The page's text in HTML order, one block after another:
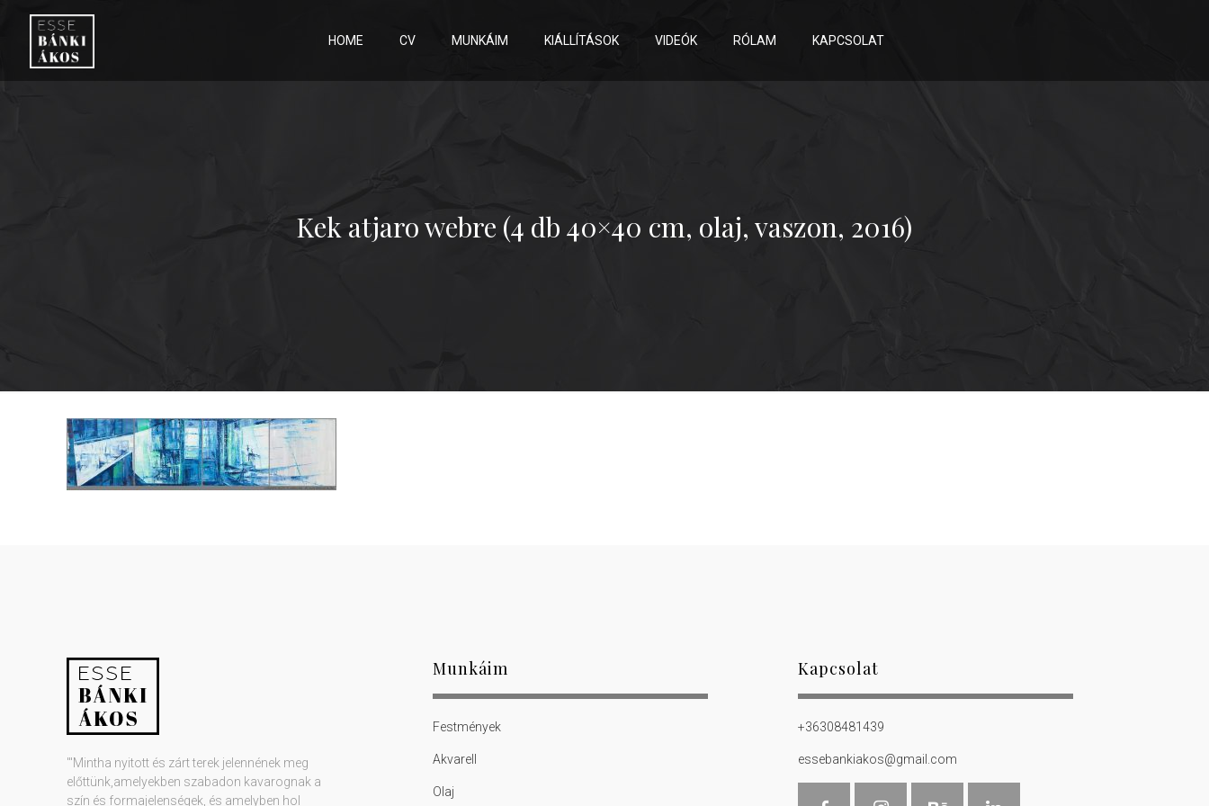
HOME CV MUNKÁIM KIÁLLÍTÁSOK VIDEÓK RÓLAM KAPCSOLAT
Kek atjaro webre (4 db 40×40 cm, olaj, vaszon, 2016)
"'Mintha nyitott és zárt terek jelennének meg
előttünk,amelyekben szabadon kavarognak a
szín és formajelenségek, és amelyben hol
Munkáim
Festmények
Akvarell
Olaj
Kapcsolat
+36308481439
essebankiakos@gmail.com